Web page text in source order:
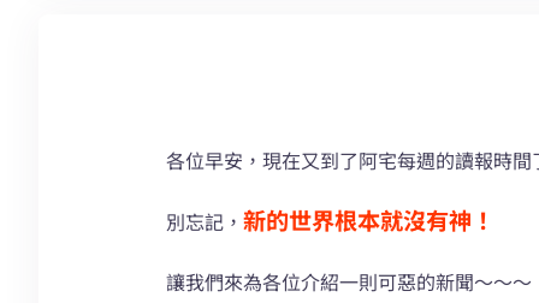
各位早安，現在又到了阿宅每週的讀報時間
別忘記，新的世界根本就沒有神！
讓我們來為各位介紹一則可惡的新聞～～～